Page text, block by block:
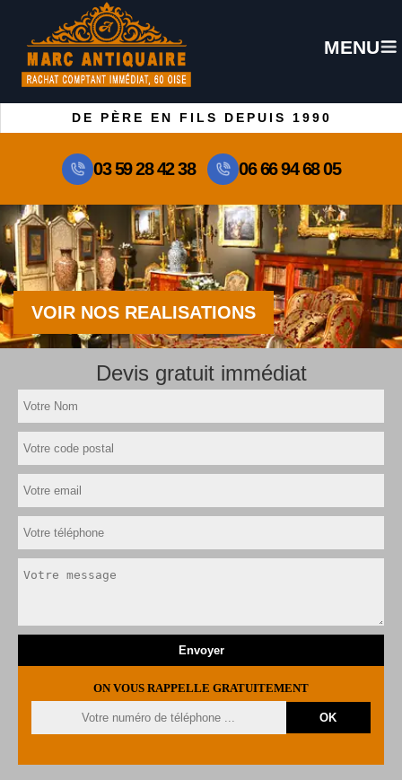
MENU
DE PÈRE EN FILS DEPUIS 1990
03 59 28 42 38 06 66 94 68 05
VOIR NOS REALISATIONS
Devis gratuit immédiat
ON VOUS RAPPELLE GRATUITEMENT